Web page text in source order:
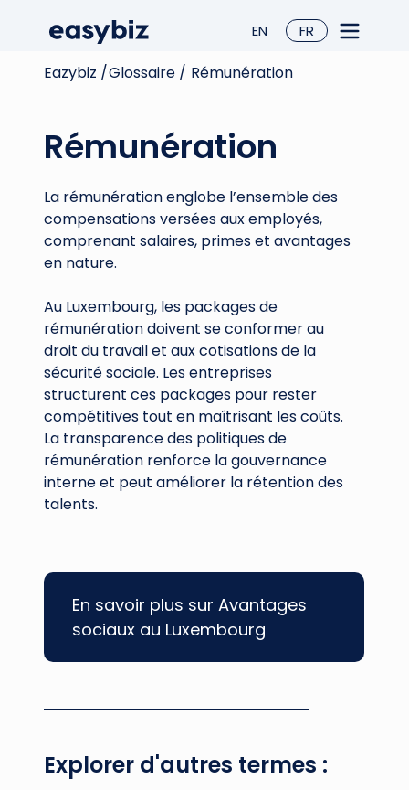
FR
EN
Glossaire / Rémunération
Eazybiz /
La rémunération englobe l’ensemble des
compensations versées aux employés,
comprenant salaires, primes et avantages
en nature.
Au Luxembourg, les packages de
rémunération doivent se conformer au
droit du travail et aux cotisations de la
sécurité sociale. Les entreprises
structurent ces packages pour rester
compétitives tout en maîtrisant les coûts.
La transparence des politiques de
rémunération renforce la gouvernance
interne et peut améliorer la rétention des
talents.
Rémunération
En savoir plus sur Avantages
sociaux au Luxembourg
Explorer d'autres termes :